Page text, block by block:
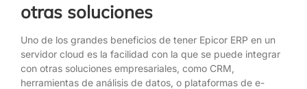
otras soluciones
Uno de los grandes beneficios de tener Epicor ERP en un
servidor cloud es la facilidad con la que se puede integrar
con otras soluciones empresariales, como CRM,
herramientas de análisis de datos, o plataformas de e-